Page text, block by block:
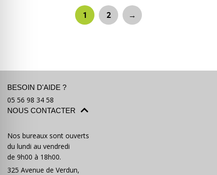
1 2 →
BESOIN D'AIDE ?
05 56 98 34 58
NOUS CONTACTER
Nos bureaux sont ouverts
du lundi au vendredi
de 9h00 à 18h00.
325 Avenue de Verdun,